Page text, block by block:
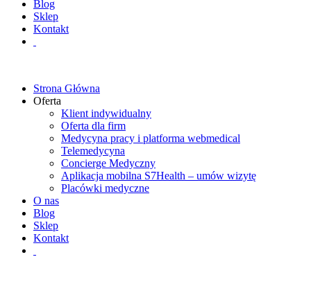
Blog
Sklep
Kontakt
Strona Główna
Oferta
Klient indywidualny
Oferta dla firm
Medycyna pracy i platforma webmedical
Telemedycyna
Concierge Medyczny
Aplikacja mobilna S7Health – umów wizytę
Placówki medyczne
O nas
Blog
Sklep
Kontakt